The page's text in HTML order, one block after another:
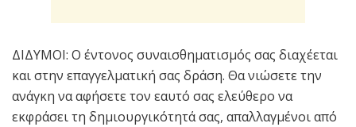
ΔΙΔΥΜΟΙ: Ο έντονος συναισθηματισμός σας διαχέεται
και στην επαγγελματική σας δράση. Θα νιώσετε την
ανάγκη να αφήσετε τον εαυτό σας ελεύθερο να
εκφράσει τη δημιουργικότητά σας, απαλλαγμένοι από